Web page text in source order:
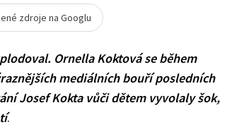
zdroje na Googlu
Ornella Koktová se během
mediálních bouří posledních
Josef Kokta vůči dětem vyvolaly šok,
.